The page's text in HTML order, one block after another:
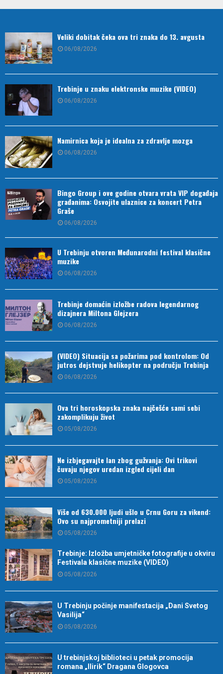
Veliki dobitak čeka ova tri znaka do 13. avgusta
06/08/2026
Trebinje u znaku elektronske muzike (VIDEO)
06/08/2026
Namirnica koja je idealna za zdravlje mozga
06/08/2026
Bingo Group i ove godine otvara vrata VIP događaja
građanima: Osvojite ulaznice za koncert Petra
Graše
06/08/2026
U Trebinju otvoren Međunarodni festival klasične
muzike
06/08/2026
Trebinje domaćin izložbe radova legendarnog
dizajnera Miltona Glejzera
06/08/2026
(VIDEO) Situacija sa požarima pod kontrolom: Od
jutros dejstvuje helikopter na području Trebinja
06/08/2026
Ova tri horoskopska znaka najčešće sami sebi
zakomplikuju život
05/08/2026
Ne izbjegavajte lan zbog gužvanja: Ovi trikovi
čuvaju njegov uredan izgled cijeli dan
05/08/2026
Više od 630.000 ljudi ušlo u Crnu Goru za vikend:
Ovo su najprometniji prelazi
05/08/2026
Trebinje: Izložba umjetničke fotografije u okviru
Festivala klasične muzike (VIDEO)
05/08/2026
U Trebinju počinje manifestacija „Dani Svetog
Vasilija“
05/08/2026
U trebinjskoj biblioteci u petak promocija
romana „Ilirik“ Dragana Glogovca